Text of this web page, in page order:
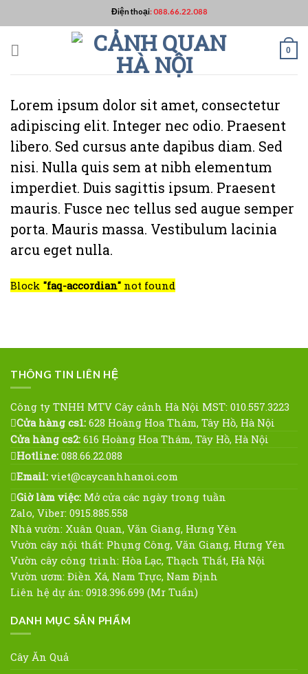
to
Điện thoại:088.66.22.088
0
Lorem ipsum dolor sit amet, consectetur
adipiscing elit. Integer nec odio. Praesent
libero. Sed cursus ante dapibus diam. Sed
nisi. Nulla quis sem at nibh elementum
imperdiet. Duis sagittis ipsum. Praesent
mauris. Fusce nec tellus sed augue semper
porta. Mauris massa. Vestibulum lacinia
arcu eget nulla.
Block "faq-accordian" not found
THÔNG TIN LIÊN HỆ
Công ty TNHH MTV Cây cảnh Hà Nội MST: 010.557.3223
Cửa hàng cs1: 628 Hoàng Hoa Thám, Tây Hồ, Hà Nội
Cửa hàng cs2: 616 Hoàng Hoa Thám, Tây Hồ, Hà Nội
Hotline: 088.66.22.088
Email: viet@caycanhhanoi.com
Giờ làm việc: Mở cửa các ngày trong tuần
Zalo, Viber: 0915.885.558
Nhà vườn: Xuân Quan, Văn Giang, Hưng Yên
Vườn cây nội thất: Phụng Công, Văn Giang, Hưng Yên
Vườn cây công trình: Hòa Lạc, Thạch Thất, Hà Nội
Vườn ươm: Điền Xá, Nam Trực, Nam Định
Liên hệ dự án: 0918.396.699 (Mr Tuấn)
DANH MỤC SẢN PHẨM
Cây Ăn Quả